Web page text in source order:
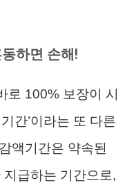
하면 손해!
로 100% 보장이 시
간’이라는 또 다른
액기간은 약속된
급하는 기간으로,